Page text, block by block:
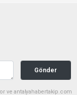
Gönder
ve antalyahabertakip.com